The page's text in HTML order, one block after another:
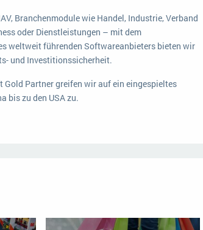
Branchenmodule wie Handel, Industrie, Verband
oder Dienstleistungen – mit dem
weltweit führenden Softwareanbieters bieten wir
und Investitionssicherheit.
Partner greifen wir auf ein eingespieltes
bis zu den USA zu.